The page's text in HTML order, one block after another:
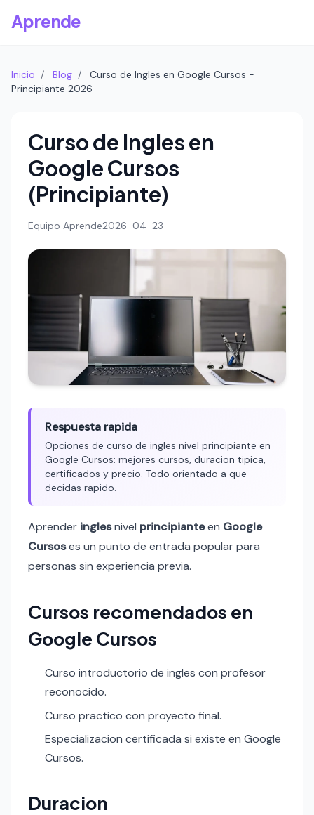
Aprende
Inicio / Blog /
Curso de Ingles en Google Cursos -
Principiante 2026
Curso de Ingles en
Google Cursos
(Principiante)
Equipo Aprende2026-04-23
Respuesta rapida
Opciones de curso de ingles nivel principiante en
Google Cursos: mejores cursos, duracion tipica,
certificados y precio. Todo orientado a que
decidas rapido.
Aprender inglesnivel principianteen Google
Cursoses un punto de entrada popular para
personas sin experiencia previa.
Cursos recomendados en
Google Cursos
Curso introductorio de ingles con profesor
reconocido.
Curso practico con proyecto final.
Especializacion certificada si existe en Google
Cursos.
Duracion